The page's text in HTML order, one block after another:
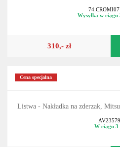
Wysyłka w
310,- zł
Cena specjalna
Listwa - Nakładka na zderzak,
W ciągu 3